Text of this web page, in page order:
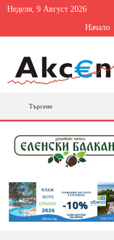
Неделя, 9 Август 2026
Начало
Търсене